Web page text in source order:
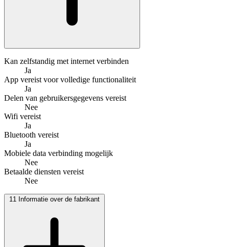
Kan zelfstandig met internet verbinden
Ja
App vereist voor volledige functionaliteit
Ja
Delen van gebruikersgegevens vereist
Nee
Wifi vereist
Ja
Bluetooth vereist
Ja
Mobiele data verbinding mogelijk
Nee
Betaalde diensten vereist
Nee
11 Informatie over de fabrikant